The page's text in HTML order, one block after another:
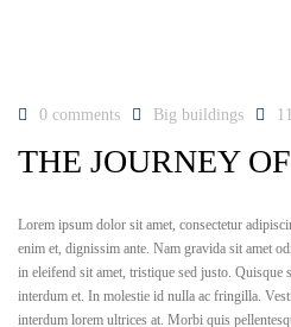
0 comments Big buildings
THE JOURNEY
Lorem ipsum dolor sit amet, consectetur
enim et, dignissim ante. Nam gravida sit amet
in eleifend sit amet, tristique sed justo. Quisque
interdum et. In molestie id nulla ac fringilla.
interdum lorem ultrices at. Morbi quis